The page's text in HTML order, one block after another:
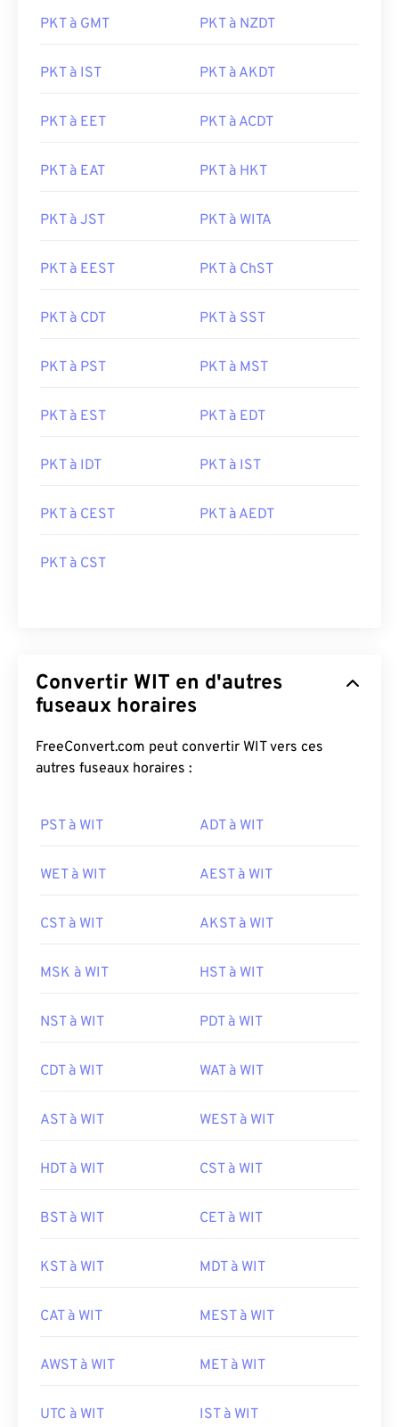
PKT à GMT PKT à NZDT
PKT à IST PKT à AKDT
PKT à EET PKT à ACDT
PKT à EAT PKT à HKT
PKT à JST PKT à WITA
PKT à EEST PKT à ChST
PKT à CDT PKT à SST
PKT à PST PKT à MST
PKT à EST PKT à EDT
PKT à IDT PKT à IST
PKT à CEST PKT à AEDT
PKT à CST
Convertir WIT en d'autres
fuseaux horaires
FreeConvert.com peut convertir WIT vers ces
autres fuseaux horaires :
PST à WIT ADT à WIT
WET à WIT AEST à WIT
CST à WIT AKST à WIT
MSK à WIT HST à WIT
NST à WIT PDT à WIT
CDT à WIT WAT à WIT
AST à WIT WEST à WIT
HDT à WIT CST à WIT
BST à WIT CET à WIT
KST à WIT MDT à WIT
CAT à WIT MEST à WIT
AWST à WIT MET à WIT
UTC à WIT IST à WIT